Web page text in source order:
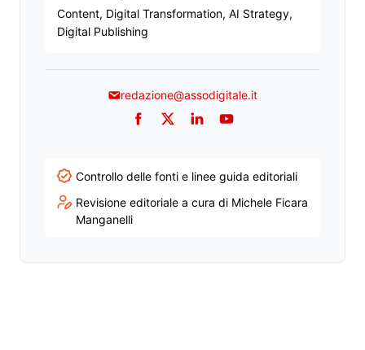
Content, Digital Transformation, AI Strategy,
Digital Publishing
redazione@assodigitale.it
Facebook
TwitterLinkedInYouTube
Controllo delle fonti e linee guida editoriali
Revisione editoriale a cura di Michele Ficara
Manganelli